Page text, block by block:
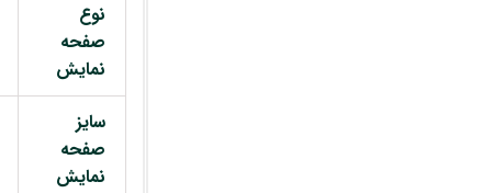
نوع
صفحه
نمایش
سایز
صفحه
نمایش